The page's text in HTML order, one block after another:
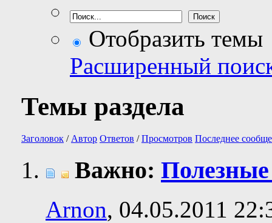
Отобразить темы
Расширенный
Темы раздела
Заголовок / Автор Ответов /Просмотров Последнее
Важно:
Arnon, 04.05.2011